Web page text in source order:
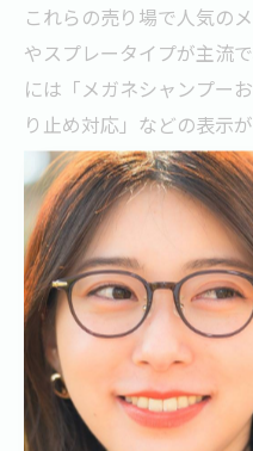
これらの売り場で人気の
やスプレータイプが主流
には「メガネシャンプー
り止め対応」などの表示
いのも特徴です。
実際の利用者からは「安
うものだからコスパ重視
聞かれます。ただし、製
違いがあるため、パッケ
に合った商品を選ぶことが